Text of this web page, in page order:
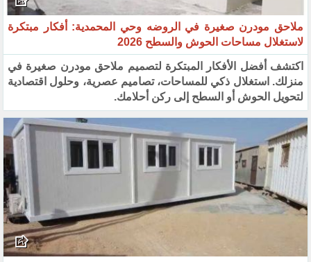
ملاحق مودرن صغيرة في الروضه وحي المحمدية: أفكار مبتكرة
لاستغلال مساحات الحوش والسطح 2026
اكتشف أفضل الأفكار المبتكرة لتصميم ملاحق مودرن صغيرة في
منزلك. استغلال ذكي للمساحات، تصاميم عصرية، وحلول اقتصادية
لتحويل الحوش أو السطح إلى ركن أحلامك.